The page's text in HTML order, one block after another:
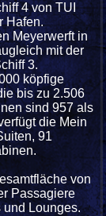
4 von TUI
Hafen.
Meyerwerft in
mit der
3.
köpfige
bis zu 2.506
sind 957 als
die Mein
91
von
Passagiere
und Lounges.